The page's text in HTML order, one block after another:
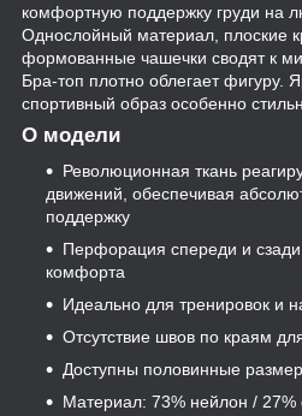
комфортную поддержку груди на
Однослойный материал, плоские
формованные чашечки сводят к
Бра-топ плотно облегает фигуру.
спортивный образ особенно
О модели
Революционная ткань
движений, обеспечивая
поддержку
Перфорация спереди и
комфорта
Идеально для тренировок и
Отсутствие швов по краям
Доступны половинные
Материал: 73% нейлон / 27%